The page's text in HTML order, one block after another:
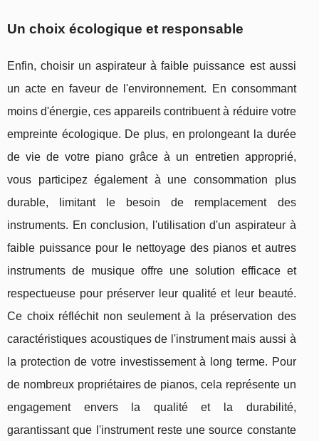
Un choix écologique et responsable
Enfin, choisir un aspirateur à faible puissance est aussi
un acte en faveur de l'environnement. En consommant
moins d'énergie, ces appareils contribuent à réduire votre
empreinte écologique. De plus, en prolongeant la durée
de vie de votre piano grâce à un entretien approprié,
vous participez également à une consommation plus
durable, limitant le besoin de remplacement des
instruments. En conclusion, l'utilisation d'un aspirateur à
faible puissance pour le nettoyage des pianos et autres
instruments de musique offre une solution efficace et
respectueuse pour préserver leur qualité et leur beauté.
Ce choix réfléchit non seulement à la préservation des
caractéristiques acoustiques de l'instrument mais aussi à
la protection de votre investissement à long terme. Pour
de nombreux propriétaires de pianos, cela représente un
engagement envers la qualité et la durabilité,
garantissant que l'instrument reste une source constante